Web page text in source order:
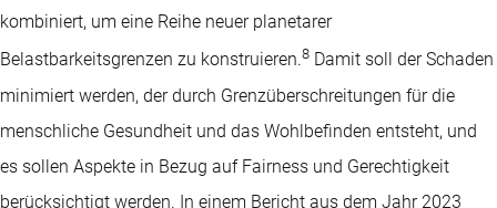
kombiniert, um eine Reihe neuer planetarer
Belastbarkeitsgrenzen zu konstruieren.8 Damit soll der Schaden
minimiert werden, der durch Grenzüberschreitungen für die
menschliche Gesundheit und das Wohlbefinden entsteht, und
es sollen Aspekte in Bezug auf Fairness und Gerechtigkeit
berücksichtigt werden. In einem Bericht aus dem Jahr 2023